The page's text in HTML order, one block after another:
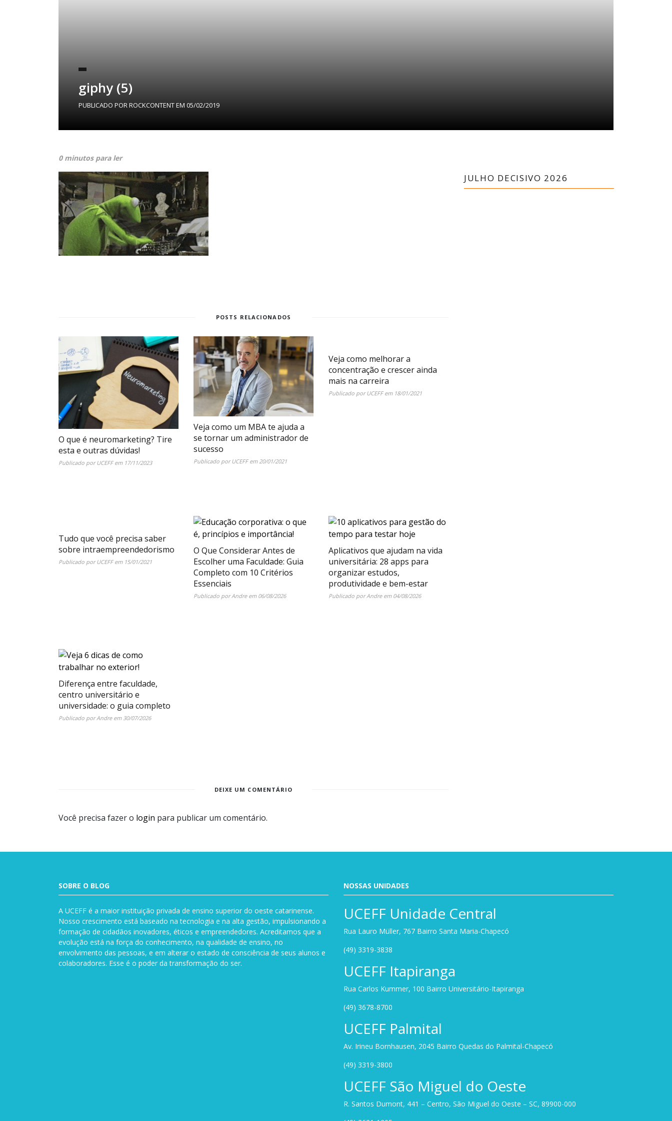
giphy (5)
PUBLICADO PORROCKCONTENTEM 05/02/2019
0 minutos para ler
POSTS RELACIONADOS
O que é neuromarketing? Tire
esta e outras dúvidas!
Publicado porUCEFFem 17/11/2023
Veja como um MBA te ajuda a
se tornar um administrador de
sucesso
Publicado porUCEFFem 20/01/2021
Veja como melhorar a
concentração e crescer ainda
mais na carreira
Publicado porUCEFFem 18/01/2021
Tudo que você precisa saber
sobre intraempreendedorismo
Publicado porUCEFFem 15/01/2021
O Que Considerar Antes de
Escolher uma Faculdade: Guia
Completo com 10 Critérios
Essenciais
Publicado porAndreem 06/08/2026
Aplicativos que ajudam na vida
universitária: 28 apps para
organizar estudos,
produtividade e bem-estar
Publicado porAndreem 04/08/2026
Diferença entre faculdade,
centro universitário e
universidade: o guia completo
Publicado porAndreem 30/07/2026
DEIXE UM COMENTÁRIO
Você precisa fazer o login para publicar um comentário.
JULHO DECISIVO 2026
SOBRE O BLOG
A UCEFF é a maior instituição privada de ensino superior do oeste catarinense.
Nosso crescimento está baseado na tecnologia e na alta gestão, impulsionando a
formação de cidadãos inovadores, éticos e empreendedores. Acreditamos que a
evolução está na força do conhecimento, na qualidade de ensino, no
envolvimento das pessoas, e em alterar o estado de consciência de seus alunos e
colaboradores. Esse é o poder da transformação do ser.
NOSSAS UNIDADES
UCEFF Unidade Central
Rua Lauro Müller, 767 Bairro Santa Maria-Chapecó
(49) 3319-3838
UCEFF Itapiranga
Rua Carlos Kummer, 100 Bairro Universitário-Itapiranga
(49) 3678-8700
UCEFF Palmital
Av. Irineu Bornhausen, 2045 Bairro Quedas do Palmital-Chapecó
(49) 3319-3800
UCEFF São Miguel do Oeste
R. Santos Dumont, 441 – Centro, São Miguel do Oeste – SC, 89900-000